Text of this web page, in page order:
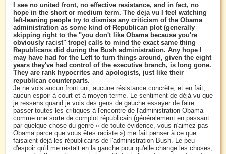
I see no united front, no effective resistance, and in fact, no
hope in the short or medium term. The deja vu I feel watching
left-leaning people try to dismiss any criticism of the Obama
administration as some kind of Republican plot (generally
skipping right to the "you don't like Obama because you're
obviously racist" trope) calls to mind the exact same thing
Republicans did during the Bush administration. Any hope I
may have had for the Left to turn things around, given the eight
years they've had control of the executive branch, is long gone.
They are rank hypocrites and apologists, just like their
republican counterparts.
Je ne vois aucun front uni, aucune résistance concrète, et en fait,
aucun espoir à court et à moyen terme. Le sentiment de déjà vu que
je ressens quand je vois des gens de gauche essayer de faire
passer toutes les critiques à l'encontre de l'administration Obama
comme une sorte de complot républicain (généralement en passant
par quelque chose du genre « de toute évidence, vous n'aimez pas
Obama parce que vous êtes raciste ») me fait penser à ce que
faisaient déjà les républicains de l'administration Bush. Le peu
d'espoir qu'il me restait en la gauche pour qu'elle change les choses,